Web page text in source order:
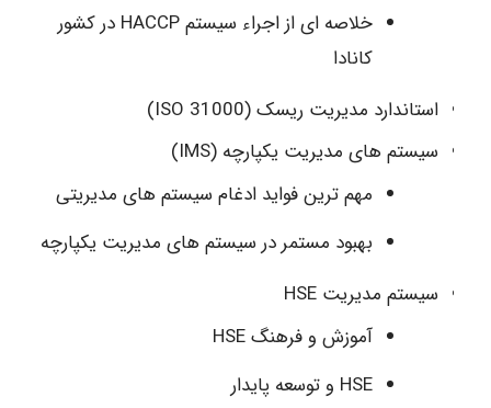
خلاصه ای از اجراء سیستم HACCP در کشور
کانادا
استاندارد مدیریت ریسک (31000 ISO)
سیستم های مدیریت یکپارچه (IMS)
مهم ترین فواید ادغام سیستم های مدیریتی
بهبود مستمر در سیستم های مدیریت یکپارچه
سیستم مدیریت HSE
آموزش و فرهنگ HSE
HSE و توسعه پایدار